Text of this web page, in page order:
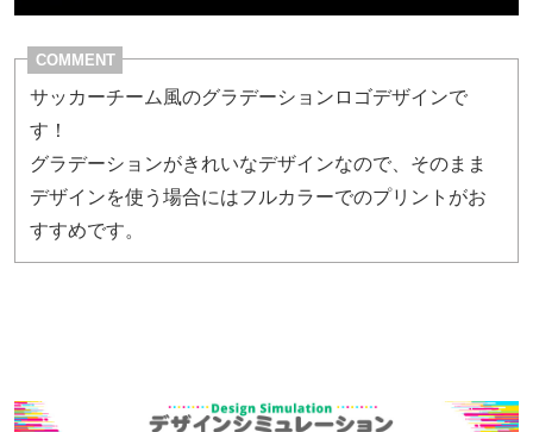
COMMENT
サッカーチーム風のグラデーションロゴデザインで
す！
グラデーションがきれいなデザインなので、そのまま
デザインを使う場合にはフルカラーでのプリントがお
すすめです。